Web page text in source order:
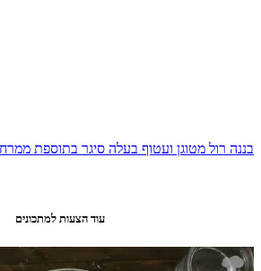
בננה רול מטוגן ועטוף בעלה סיגר בתוספת
עוד הצעות למתכונים